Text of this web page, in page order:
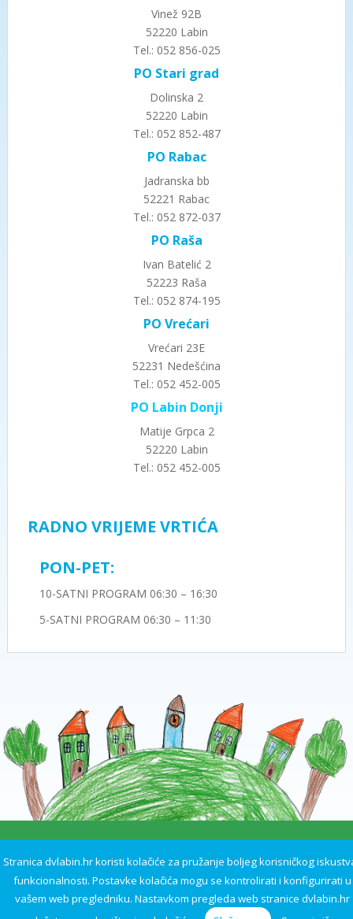
Vinež 92B
52220 Labin
Tel.: 052 856-025
PO Stari grad
Dolinska 2
52220 Labin
Tel.: 052 852-487
PO Rabac
Jadranska bb
52221 Rabac
Tel.: 052 872-037
PO Raša
Ivan Batelić 2
52223 Raša
Tel.: 052 874-195
PO Vrećari
Vrećari 23E
52231 Nedešćina
Tel.: 052 452-005
PO Labin Donji
Matije Grpca 2
52220 Labin
Tel.: 052 452-005
RADNO VRIJEME VRTIĆA
PON-PET:
10-SATNI PROGRAM 06:30 – 16:30
5-SATNI PROGRAM 06:30 – 11:30
Stranica dvlabin.hr koristi kolačiće za pružanje boljeg korisničkog
funkcionalnosti. Postavke kolačića mogu se kontrolirati i konfigurirati u
vašem web pregledniku. Nastavkom pregleda web stranice dvlabin.hr